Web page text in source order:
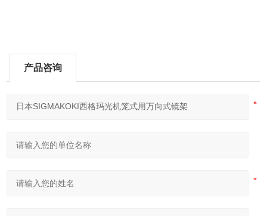
产品咨询